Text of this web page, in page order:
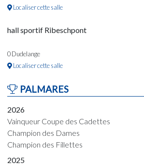
Localiser cette salle
hall sportif Ribeschpont
0 Dudelange
Localiser cette salle
PALMARES
2026
Vainqueur Coupe des Cadettes
Champion des Dames
Champion des Fillettes
2025